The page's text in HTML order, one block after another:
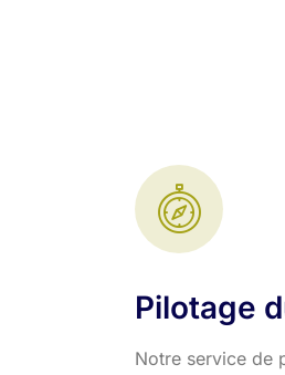
Pilotage
Notre service de